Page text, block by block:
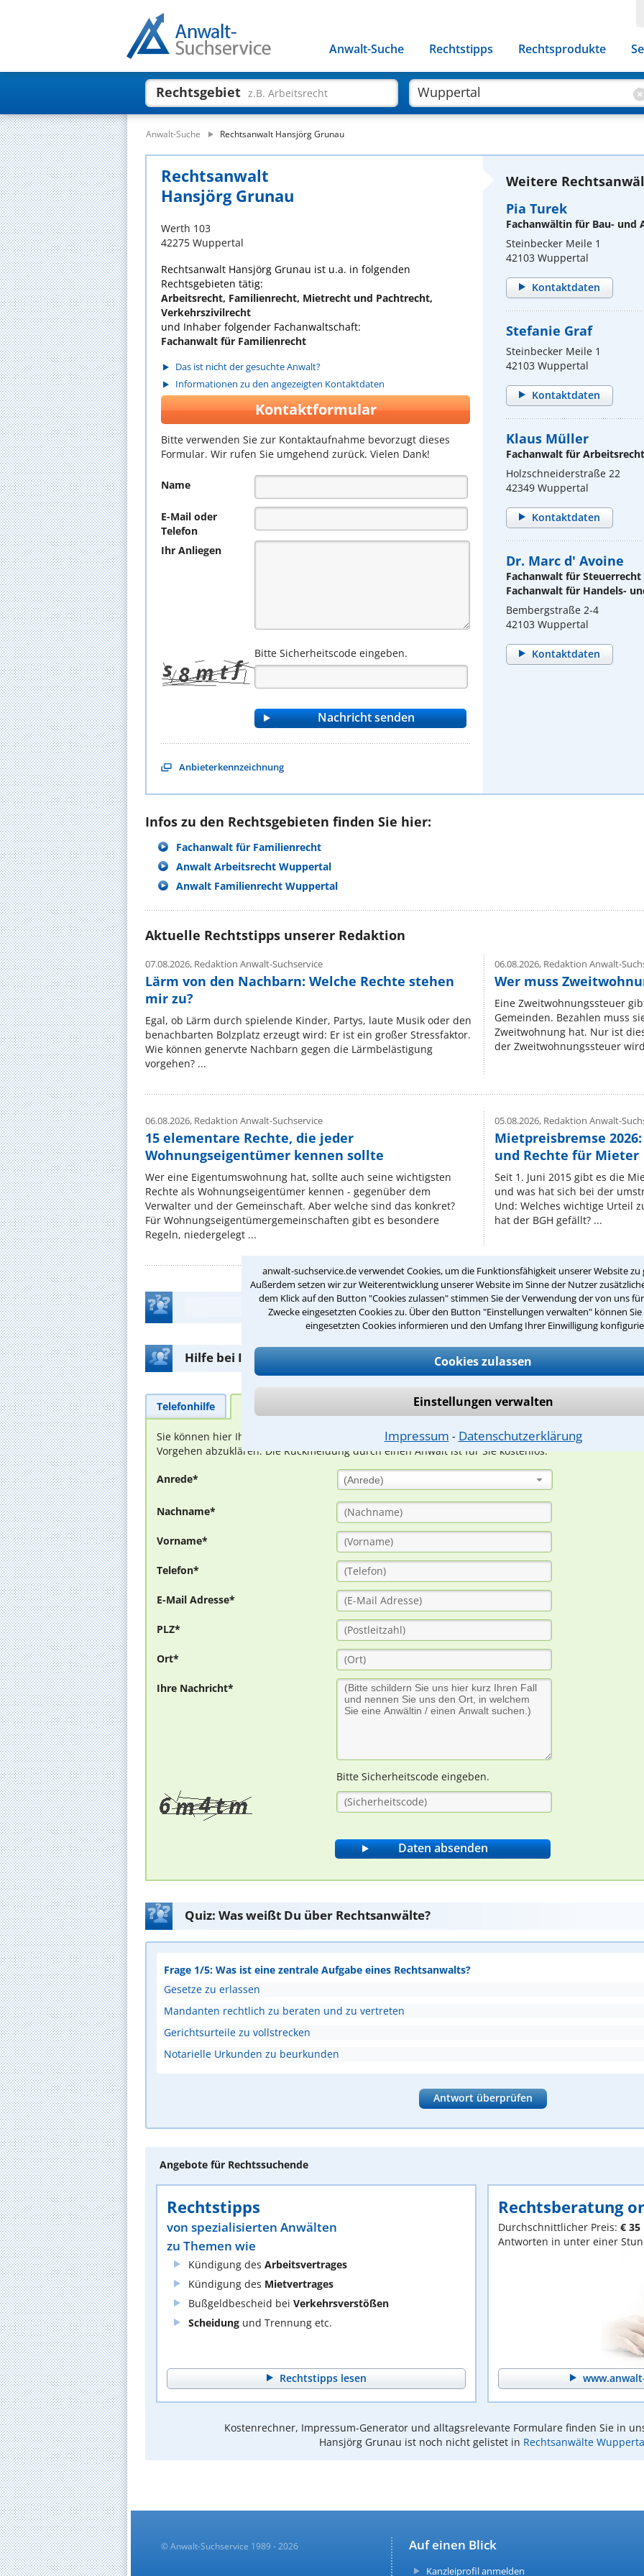
anwalt-suchservice.de verwendet Cookies, um die Funktionsfähigkeit unserer Website zu
Außerdem setzen wir zur Weiterentwicklung unserer Website im Sinne der Nutzer
dem Klick auf den Button "Cookies zulassen" stimmen Sie der Verwendung der von uns
Zwecke eingesetzten Cookies zu. Über den Button "Einstellungen verwalten" können
eingesetzten Cookies informieren und den Umfang Ihrer Einwilligung
Cookies zulassen
Einstellungen verwalten
Impressum ⁃ Datenschutzerklärung
Anwalt-Suche Rechtstipps Rechtsprodukte
Rechtsgebiet z.B. Arbeitsrecht
Anwalt-Suche Rechtsanwalt Hansjörg Grunau
Rechtsanwalt
Hansjörg Grunau
Werth 103
42275 Wuppertal
Rechtsanwalt Hansjörg Grunau ist u.a. in folgenden
Rechtsgebieten tätig:
Arbeitsrecht, Familienrecht, Mietrecht und Pachtrecht,
Verkehrszivilrecht
und Inhaber folgender Fachanwaltschaft:
Fachanwalt für Familienrecht
Das ist nicht der gesuchte Anwalt?
Informationen zu den angezeigten Kontaktdaten
Kontaktformular
Bitte verwenden Sie zur Kontaktaufnahme bevorzugt dieses
Formular. Wir rufen Sie umgehend zurück. Vielen Dank!
Name
E-Mail oder
Telefon
Ihr Anliegen
Bitte Sicherheitscode eingeben.
Anbieterkennzeichnung
Weitere
Pia Turek
Fachanwältin für Bau- und
Steinbecker Meile 1
42103 Wuppertal
Kontaktdaten
Stefanie Graf
Steinbecker Meile 1
42103 Wuppertal
Kontaktdaten
Klaus Müller
Fachanwalt für Arbeitsrecht
Holzschneiderstraße 22
42349 Wuppertal
Kontaktdaten
Dr. Marc d' Avoine
Fachanwalt für Steuerrecht
Fachanwalt für Handels-
Bembergstraße 2-4
42103 Wuppertal
Kontaktdaten
Infos zu den Rechtsgebieten finden Sie hier:
Fachanwalt für Familienrecht
Anwalt Arbeitsrecht Wuppertal
Anwalt Familienrecht Wuppertal
Aktuelle Rechtstipps unserer Redaktion
07.08.2026, Redaktion Anwalt-Suchservice
Lärm von den Nachbarn: Welche Rechte stehen
mir zu?
Egal, ob Lärm durch spielende Kinder, Partys, laute Musik oder den
benachbarten Bolzplatz erzeugt wird: Er ist ein großer Stressfaktor.
Wie können genervte Nachbarn gegen die Lärmbelästigung
vorgehen? ...
06.08.2026,Redaktion Anwalt-
Wer muss
Eine Zweitwohnungssteuer
Gemeinden. Bezahlen muss
Zweitwohnung hat. Nur ist
der Zweitwohnungssteuer
06.08.2026, Redaktion Anwalt-Suchservice
15 elementare Rechte, die jeder
Wohnungseigentümer kennen sollte
Wer eine Eigentumswohnung hat, sollte auch seine wichtigsten
Rechte als Wohnungseigentümer kennen - gegenüber dem
Verwalter und der Gemeinschaft. Aber welche sind das konkret?
Für Wohnungseigentümergemeinschaften gibt es besondere
Regeln, niedergelegt ...
05.08.2026,Redaktion Anwalt-
Mietpreisbremse
und Rechte für Mieter
Seit 1. Juni 2015 gibt es die
und was hat sich bei der
Und: Welches wichtige Urteil
hat der BGH gefällt? ...
Teste Dein Rechtswissen
Hilfe bei Ihrer Anwaltsuche?
Telefonhilfe
Sie können hier Ihren Fall schildern. Anschließend werden sich spezialisierte Rechtsanwälte bei
Vorgehen abzuklären. Die Rückmeldung durch einen Anwalt ist für Sie kostenlos.
Anrede* (Anrede)
Nachname*
Vorname*
Telefon*
E-Mail Adresse*
PLZ*
Ort*
Ihre Nachricht*
Bitte Sicherheitscode eingeben.
Quiz: Was weißt Du über Rechtsanwälte?
Frage 1/5: Was ist eine zentrale Aufgabe eines Rechtsanwalts?
Gesetze zu erlassen
Mandanten rechtlich zu beraten und zu vertreten
Gerichtsurteile zu vollstrecken
Notarielle Urkunden zu beurkunden
Antwort überprüfen
Angebote für Rechtssuchende
Rechtstipps
von spezialisierten Anwälten
zu Themen wie
Kündigung des Arbeitsvertrages
Kündigung des Mietvertrages
Bußgeldbescheid bei Verkehrsverstößen
Scheidung und Trennung etc.
Rechtstipps lesen
Rechtsberatung
Durchschnittlicher Preis: € 35
Antworten in unter einer
Kostenrechner, Impressum-Generator und alltagsrelevante Formulare finden Sie in
Hansjörg Grunau ist noch nicht gelistet in Rechtsanwälte
Auf einen Blick
Kanzleiprofil anmelden
© Anwalt-Suchservice 1989 - 2026